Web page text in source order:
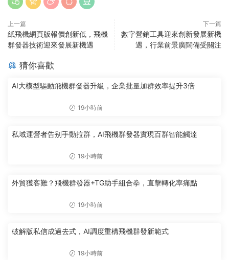
上一篇
紙飛機網頁版報價創新低，飛機
群發器技術迎來發展新機遇
下一篇
數字營銷工具迎來創新發展新機
遇，行業前景廣闊備受關注
猜你喜歡
AI大模型驅動飛機群發器升級，企業批量加群效率提升3倍
19小時前
私域運營者告别手動拉群，AI飛機群發器實現百群智能觸達
19小時前
外貿獲客難？飛機群發器+TG助手組合拳，直擊轉化率痛點
19小時前
破解版私信成過去式，AI調度重構飛機群發新範式
19小時前